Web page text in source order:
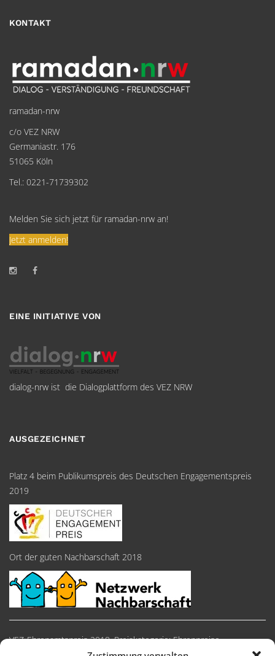
KONTAKT
ramadan-nrw
c/o VEZ NRW
Germaniastr. 176
51065 Köln
Tel.: 0221-71739302
Melden Sie sich jetzt für ramadan-nrw an!
Jetzt anmelden!
EINE INITIATIVE VON
dialog-nrw ist die Dialogplattform des VEZ NRW
AUSGEZEICHNET
Platz 4 beim Publikumspreis des Deutschen Engagementspreis
2019
Ort der guten Nachbarschaft 2018
VEZ-Ehrenamtspreis 2018, Preiskategorie: Ehrenpreise